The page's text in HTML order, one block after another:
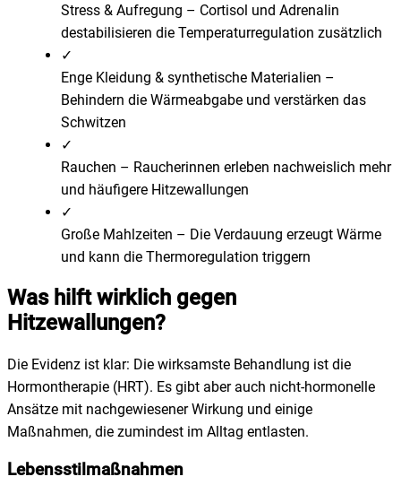
Stress & Aufregung – Cortisol und Adrenalin
destabilisieren die Temperaturregulation zusätzlich
✓
Enge Kleidung & synthetische Materialien –
Behindern die Wärmeabgabe und verstärken das
Schwitzen
✓
Rauchen – Raucherinnen erleben nachweislich mehr
und häufigere Hitzewallungen
✓
Große Mahlzeiten – Die Verdauung erzeugt Wärme
und kann die Thermoregulation triggern
Was hilft wirklich gegen
Hitzewallungen?
Die Evidenz ist klar: Die wirksamste Behandlung ist die
Hormontherapie (HRT). Es gibt aber auch nicht-hormonelle
Ansätze mit nachgewiesener Wirkung und einige
Maßnahmen, die zumindest im Alltag entlasten.
Lebensstilmaßnahmen